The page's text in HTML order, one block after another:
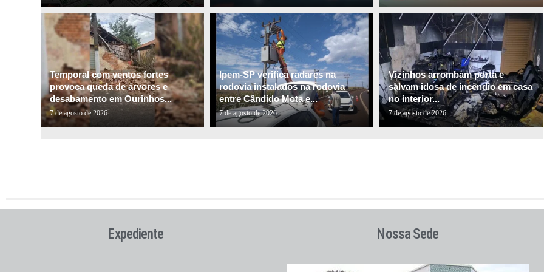
Temporal com ventos fortes
provoca queda de árvores e
desabamento em Ourinhos...
7 de agosto de 2026
Ipem-SP verifica radares na
rodovia instalados na rodovia
entre Cândido Mota e...
7 de agosto de 2026
Vizinhos arrombam porta e
salvam idosa de incêndio em casa
no interior...
7 de agosto de 2026
Expediente Nossa Sede